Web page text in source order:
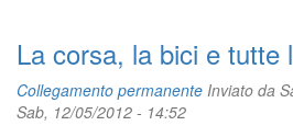
La corsa, la bici e tutte
Collegamento permanente Inviato da
Sab, 12/05/2012 - 14:52